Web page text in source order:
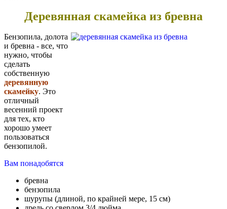
Деревянная скамейка из бревна
Бензопила, долота
и бревна - все, что
нужно, чтобы
сделать
собственную
деревянную
скамейку. Это
отличный
весенний проект
для тех, кто
хорошо умеет
пользоваться
бензопилой.
Вам понадобятся
бревна
бензопила
шурупы (длиной, по крайней мере, 15 см)